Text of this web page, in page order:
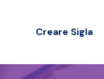
Creare Sigla